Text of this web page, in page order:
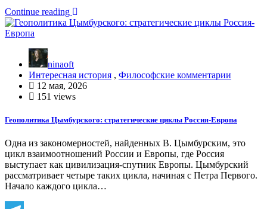
Отправить
Continue reading
ninaoft
Интересная история , Философские комментарии
12 мая, 2026
151 views
Геополитика Цымбурского: стратегические циклы Россия-Европа
Одна из закономерностей, найденных В. Цымбурским, это
цикл взаимоотношений России и Европы, где Россия
выступает как цивилизация-спутник Европы. Цымбурский
рассматривает четыре таких цикла, начиная с Петра Первого.
Начало каждого цикла…